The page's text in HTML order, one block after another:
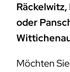
oder
Möchten